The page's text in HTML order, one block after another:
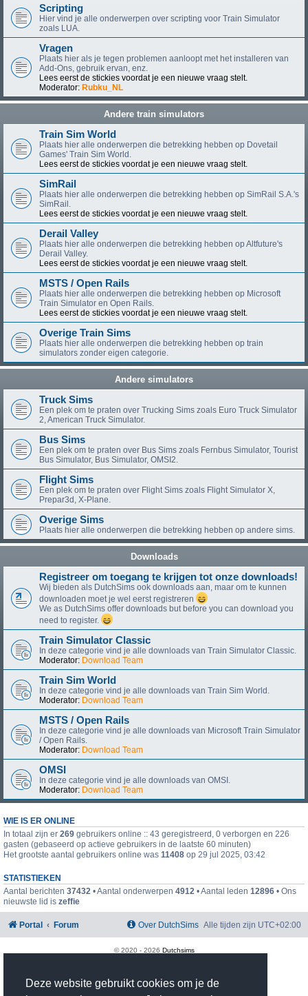
Deze website gebruikt cookies om je de
Scripting
Hier vind je alle onderwerpen over scripting voor Train Simulator
zoals LUA.
Vragen
Plaats hier als je tegen problemen aanloopt met het installeren van
Add-Ons, gebruik ervan, enz.
Lees eerst de stickies voordat je een nieuwe vraag stelt.
Moderator: Rubku_NL
Andere train simulators
Train Sim World
Plaats hier alle onderwerpen die betrekking hebben op Dovetail
Games' Train Sim World.
Lees eerst de stickies voordat je een nieuwe vraag stelt.
SimRail
Plaats hier alle onderwerpen die betrekking hebben op SimRail S.A.'s
SimRail.
Lees eerst de stickies voordat je een nieuwe vraag stelt.
Derail Valley
Plaats hier alle onderwerpen die betrekking hebben op Altfuture's
Derail Valley.
Lees eerst de stickies voordat je een nieuwe vraag stelt.
MSTS / Open Rails
Plaats hier alle onderwerpen die betrekking hebben op Microsoft
Train Simulator en Open Rails.
Lees eerst de stickies voordat je een nieuwe vraag stelt.
Overige Train Sims
Plaats hier alle onderwerpen die betrekking hebben op train
simulators zonder eigen categorie.
Andere simulators
Truck Sims
Een plek om te praten over Trucking Sims zoals Euro Truck Simulator
2, American Truck Simulator.
Bus Sims
Een plek om te praten over Bus Sims zoals Fernbus Simulator, Tourist
Bus Simulator, Bus Simulator, OMSI2.
Flight Sims
Een plek om te praten over Flight Sims zoals Flight Simulator X,
Prepar3d, X-Plane.
Overige Sims
Plaats hier alle onderwerpen die betrekking hebben op andere sims.
Downloads
Registreer om toegang te krijgen tot onze downloads!
Wij bieden als DutchSims ook downloads aan, maar om te kunnen
downloaden moet je wel eerst registreren
We as DutchSims offer downloads but before you can download you
need to register.
Train Simulator Classic
In deze categorie vind je alle downloads van Train Simulator Classic.
Moderator: Download Team
Train Sim World
In deze categorie vind je alle downloads van Train Sim World.
Moderator: Download Team
MSTS / Open Rails
In deze categorie vind je alle downloads van Microsoft Train Simulator
/ Open Rails.
Moderator: Download Team
OMSI
In deze categorie vind je alle downloads van OMSI.
Moderator: Download Team
WIE IS ER ONLINE
In totaal zijn er 269 gebruikers online :: 43 geregistreerd, 0 verborgen en 226
gasten (gebaseerd op actieve gebruikers in de laatste 60 minuten)
Het grootste aantal gebruikers online was 11408 op 29 jul 2025, 03:42
STATISTIEKEN
Aantal berichten 37432 • Aantal onderwerpen 4912 • Aantal leden 12896 • Ons
nieuwste lid is zeffie
Portal Forum Alle tijden zijn UTC+02:00
Over DutchSims
© 2020 - 2026 Dutchsims
phpBB Two Factor Authentication ©paul999